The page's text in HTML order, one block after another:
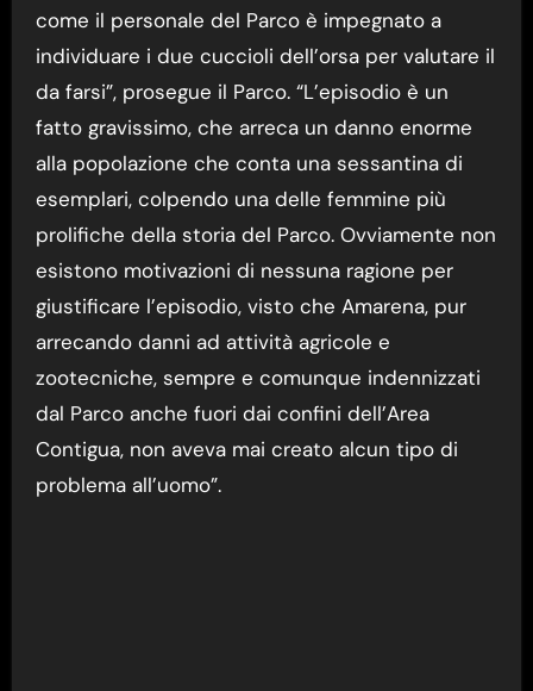
come il personale del Parco è impegnato a
individuare i due cuccioli dell’orsa per valutare il
da farsi”, prosegue il Parco. “L’episodio è un
fatto gravissimo, che arreca un danno enorme
alla popolazione che conta una sessantina di
esemplari, colpendo una delle femmine più
prolifiche della storia del Parco. Ovviamente non
esistono motivazioni di nessuna ragione per
giustificare l’episodio, visto che Amarena, pur
arrecando danni ad attività agricole e
zootecniche, sempre e comunque indennizzati
dal Parco anche fuori dai confini dell’Area
Contigua, non aveva mai creato alcun tipo di
problema all’uomo”.